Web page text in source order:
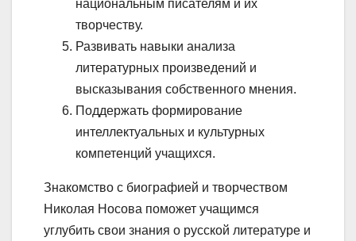
национальным писателям и их
творчеству.
Развивать навыки анализа
литературных произведений и
высказывания собственного мнения.
Поддержать формирование
интеллектуальных и культурных
компетенций учащихся.
Знакомство с биографией и творчеством
Николая Носова поможет учащимся
углубить свои знания о русской литературе и